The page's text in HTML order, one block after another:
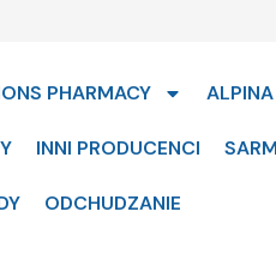
PHARMACY
INNI PRODUCENCI SARM
ODCHUDZANIE